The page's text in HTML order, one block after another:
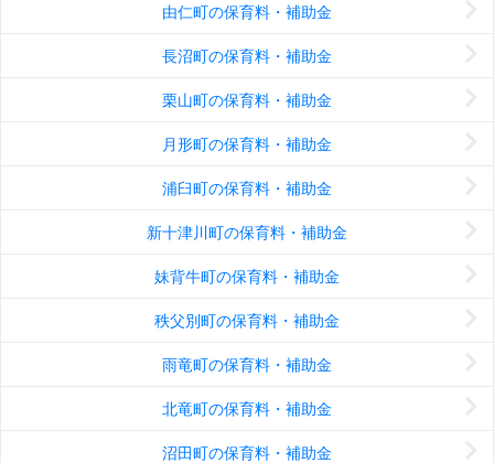
由仁町の保育料・補助金
長沼町の保育料・補助金
栗山町の保育料・補助金
月形町の保育料・補助金
浦臼町の保育料・補助金
新十津川町の保育料・補助金
妹背牛町の保育料・補助金
秩父別町の保育料・補助金
雨竜町の保育料・補助金
北竜町の保育料・補助金
沼田町の保育料・補助金